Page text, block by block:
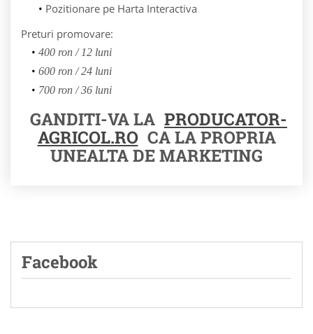
Pozitionare pe Harta Interactiva
Preturi promovare:
400 ron / 12 luni
600 ron / 24 luni
700 ron / 36 luni
GANDITI-VA LA PRODUCATOR-
AGRICOL.RO CA LA PROPRIA
UNEALTA DE MARKETING
Facebook